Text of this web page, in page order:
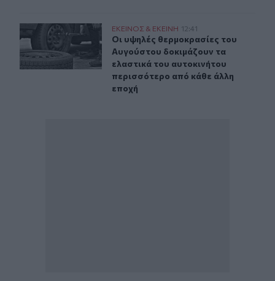
Οι υψηλές θερμοκρασίες του Αυγούστου δοκιμάζουν
ΕΚΕΙΝΟΣ & ΕΚΕΙΝΗ 12:41
Οι υψηλές θερμοκρασίες του
Οι υψηλές θερμοκρασίες του
Αυγούστου δοκιμάζουν τα
ελαστικά του αυτοκινήτου
περισσότερο από κάθε άλλη
εποχή